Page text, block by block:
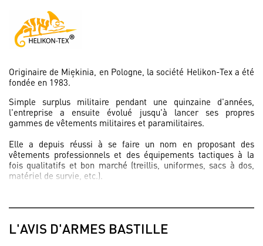
Originaire de Miękinia, en Pologne, la société Helikon-Tex a été
fondée en 1983.
Simple surplus militaire pendant une quinzaine d'années,
l'entreprise a ensuite évolué jusqu'à lancer ses propres
gammes de vêtements militaires et paramilitaires.
Elle a depuis réussi à se faire un nom en proposant des
vêtements professionnels et des équipements tactiques à la
fois qualitatifs et bon marché (treillis, uniformes, sacs à dos,
matériel de survie, etc.).
L'AVIS D'ARMES BASTILLE